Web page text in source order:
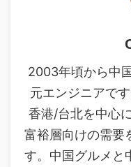
2003年頃から中
元エンジニアで
香港/台北を中心
富裕層向けの需要
す。中国グルメと